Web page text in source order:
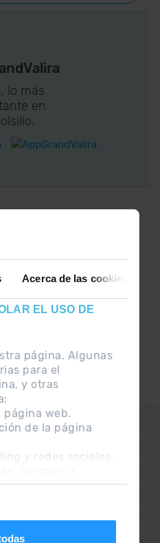
Acerca de las cookies
EL USO DE
página. Algunas
para el
y otras
página web.
de la página
y redes sociales.
Si prefieres
lo más
en
CON
el primero :)